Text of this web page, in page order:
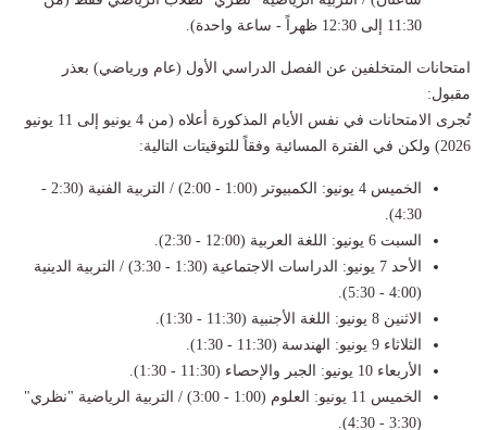
11:30 إلى 12:30 ظهراً - ساعة واحدة).
امتحانات المتخلفين عن الفصل الدراسي الأول (عام ورياضي) بعذر
مقبول:
تُجرى الامتحانات في نفس الأيام المذكورة أعلاه (من 4 يونيو إلى 11 يونيو
2026) ولكن في الفترة المسائية وفقاً للتوقيتات التالية:
الخميس 4 يونيو: الكمبيوتر (1:00 - 2:00) / التربية الفنية (2:30 -
4:30).
السبت 6 يونيو: اللغة العربية (12:00 - 2:30).
الأحد 7 يونيو: الدراسات الاجتماعية (1:30 - 3:30) / التربية الدينية
(4:00 - 5:30).
الاثنين 8 يونيو: اللغة الأجنبية (11:30 - 1:30).
الثلاثاء 9 يونيو: الهندسة (11:30 - 1:30).
الأربعاء 10 يونيو: الجبر والإحصاء (11:30 - 1:30).
الخميس 11 يونيو: العلوم (1:00 - 3:00) / التربية الرياضية "نظري"
(3:30 - 4:30).